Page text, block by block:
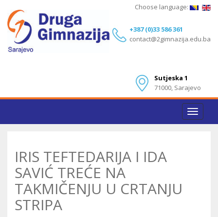
+387 (0)33 586 361
contact@2gimnazija.edu.ba
Sutjeska 1
71000, Sarajevo
Choose language:
Toggle
IRIS TEFTEDARIJA I IDA
SAVIĆ TREĆE NA
TAKMIČENJU U CRTANJU
STRIPA